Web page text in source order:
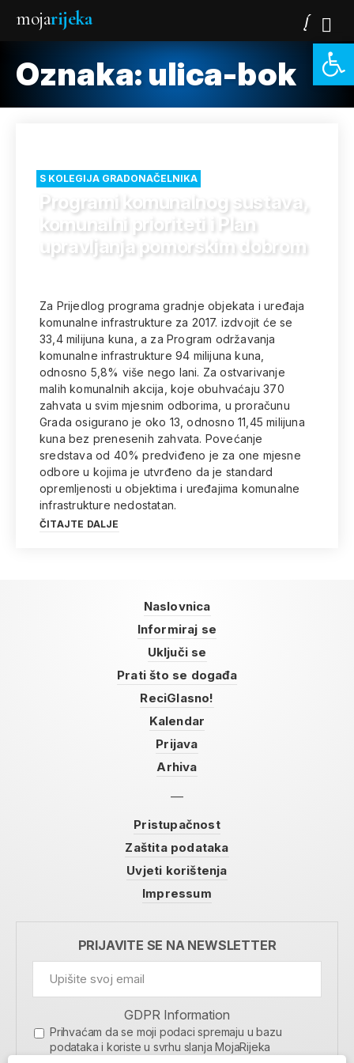
mojarijeka
Oznaka: ulica-bok
S KOLEGIJA GRADONAČELNIKA
Programi komunalnog sustava,
komunalni prioriteti i Plan
upravljanja pomorskim dobrom
Za Prijedlog programa gradnje objekata i uređaja
komunalne infrastrukture za 2017. izdvojit će se
33,4 milijuna kuna, a za Program održavanja
komunalne infrastrukture 94 milijuna kuna,
odnosno 5,8% više nego lani. Za ostvarivanje
malih komunalnih akcija, koje obuhvaćaju 370
zahvata u svim mjesnim odborima, u proračunu
Grada osigurano je oko 13, odnosno 11,45 milijuna
kuna bez prenesenih zahvata. Povećanje
sredstava od 40% predviđeno je za one mjesne
odbore u kojima je utvrđeno da je standard
opremljenosti u objektima i uređajima komunalne
infrastrukture nedostatan.
ČITAJTE DALJE
Naslovnica
Informiraj se
Uključi se
Prati što se događa
ReciGlasno!
Kalendar
Prijava
Arhiva
Pristupačnost
Zaštita podataka
Uvjeti korištenja
Impressum
PRIJAVITE SE NA NEWSLETTER
GDPR Information
Prihvaćam da se moji podaci spremaju u bazu
podataka i koriste u svrhu slanja MojaRijeka